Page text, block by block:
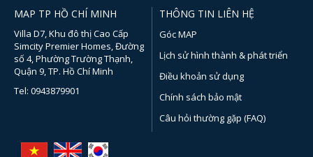
MAP TP HỒ CHÍ MINH
Villa D7, Khu đô thị Cao Cấp
Simcity Premier Homes, Đường
số 4, Phường Trường Thạnh,
Quận 9, TP. Hồ Chí Minh
Tel: 0943879901
THÔNG TIN LIÊN HỆ
Góc MAP
Lịch sử hình thành & phát triển
Điều khoản sử dụng
Chính sách bảo mật
Câu hỏi thường gặp (FAQ)